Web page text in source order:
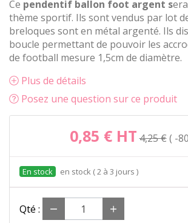
Ce pendentif ballon foot argent s
thème sportif. Ils sont vendus par lot
breloques sont en métal argenté. Ils
boucle permettant de pouvoir les
de football mesure 1,5cm de diamètre.
Plus de détails
Posez une question sur ce produit
0,85 € HT 4,25 € -
en stock ( 2 à 3 jours )
Qté :